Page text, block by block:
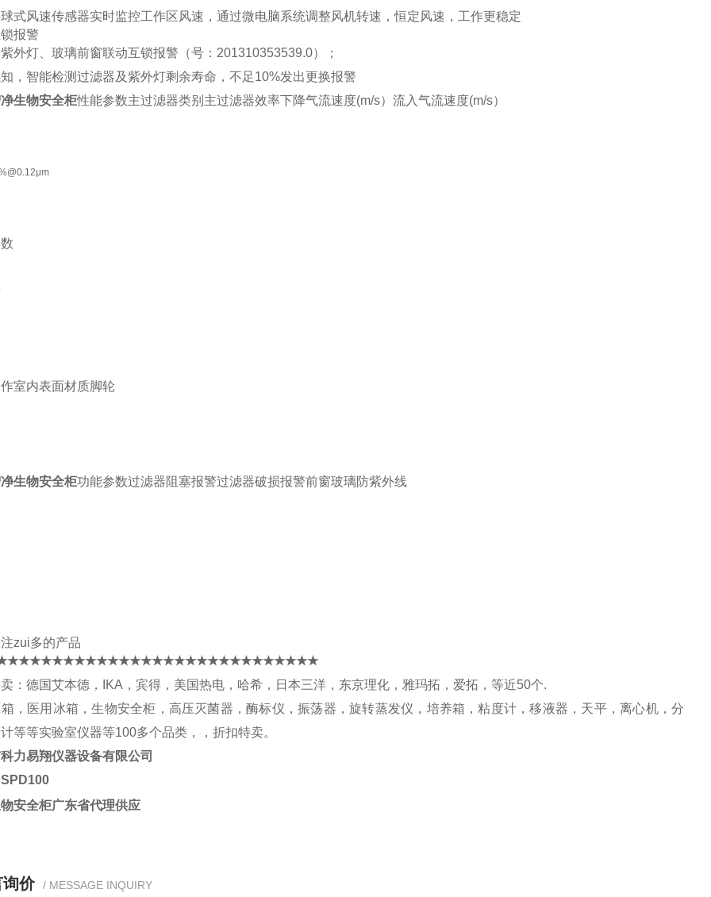
式风速传感器实时监控工作区风速，通过微电脑系统调整风机转速，恒定风速，工作更稳定
报警
外灯、玻璃前窗联动互锁报警（号：201310353539.0）；
，智能检测过滤器及紫外灯剩余寿命，不足10%发出更换报警
生物安全柜性能参数主过滤器类别主过滤器效率下降气流速度(m/s）流入气流速度(m/s）
室内表面材质脚轮
生物安全柜功能参数过滤器阻塞报警过滤器破损报警前窗玻璃防紫外线
zui多的产品
：德国艾本德，IKA，宾得，美国热电，哈希，日本三洋，东京理化，雅玛拓，爱拓，等近50个.
，医用冰箱，生物安全柜，高压灭菌器，酶标仪，振荡器，旋转蒸发仪，培养箱，粘度计，移液器，天平，离心机，分
等等实验室仪器等100多个品类，，折扣特卖。
力易翔仪器设备有限公司
SPD100
安全柜广东省代理供应
价 / MESSAGE INQUIRY